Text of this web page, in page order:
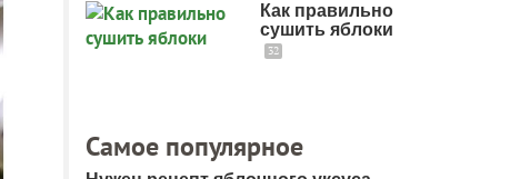
Как правильно
сушить яблоки
32
Самое популярное